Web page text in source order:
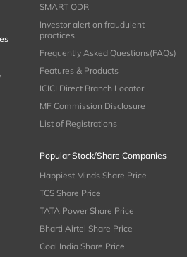
SMART ODR
Investor alert on fraudulent
practices
Frequently Asked Questions(FAQs)
Features & Products
ICICI Direct Branch Locator
MF Commission Disclosure
List of Registrations
Popular Stock/Share Companies
Happiest Minds Share Price
TCS Share Price
TATA Power Share Price
Bharti Airtel Share Price
Coal India Share Price